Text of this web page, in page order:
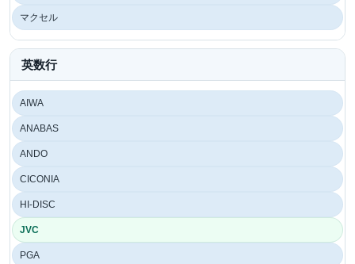
マクセル
英数行
AIWA
ANABAS
ANDO
CICONIA
HI-DISC
JVC
PGA